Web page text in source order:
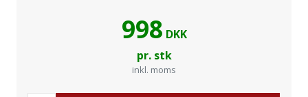
998 DKK
pr. stk
inkl. moms